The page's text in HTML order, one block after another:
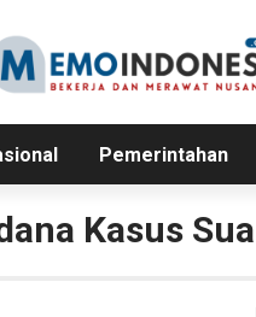
Pemerintahan
Kasus